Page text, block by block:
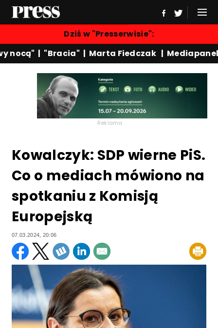
Dziś w "Presserwisie":
nocą"|"Bracia"| Marta Fiedczak|Mediapanel|
Reklama
Kowalczyk: SDP wierne PiS.
Co o mediach mówiono na
spotkaniu z Komisją
Europejską
07.03.2024, 20:06